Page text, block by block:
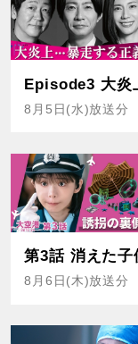
Episode3 大炎
8月5日(水)放送分
第3話 消えた子
8月6日(木)放送分